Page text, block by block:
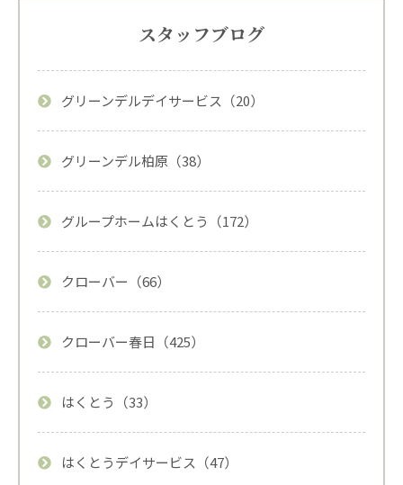
スタッフブログ
グリーンデルデイサービス（20）
グリーンデル柏原（38）
グループホームはくとう（172）
クローバー（66）
クローバー春日（425）
はくとう（33）
はくとうデイサービス（47）